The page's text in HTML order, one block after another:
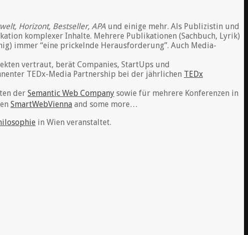
Horizont, Bestseller, APA und einige mehr. Als Publizistin und
komplexer Inhalte. Mehrere Publikationen (Sachbuch, Lyrik)
immer “eine prickelnde Herausforderung”. Auch Media-
vertraut, berät Companies, StartUps und
TEDx-Media Partnership bei der jährlichen TEDx
der Semantic Web Company sowie für mehrere Konferenzen in
SmartWebVienna and some more…
in Wien veranstaltet.